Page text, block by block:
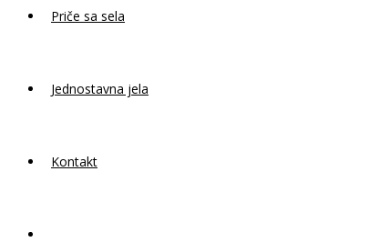
Priče sa sela
Jednostavna jela
Kontakt